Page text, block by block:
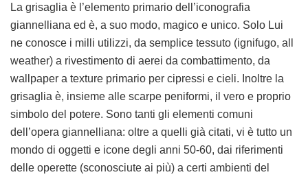
La grisaglia è l’elemento primario dell’iconografia
giannelliana ed è, a suo modo, magico e unico. Solo Lui
ne conosce i milli utilizzi, da semplice tessuto (ignifugo, all
weather) a rivestimento di aerei da combattimento, da
wallpaper a texture primario per cipressi e cieli. Inoltre la
grisaglia è, insieme alle scarpe peniformi, il vero e proprio
simbolo del potere. Sono tanti gli elementi comuni
dell’opera giannelliana: oltre a quelli già citati, vi è tutto un
mondo di oggetti e icone degli anni 50-60, dai riferimenti
delle operette (sconosciute ai più) a certi ambienti del